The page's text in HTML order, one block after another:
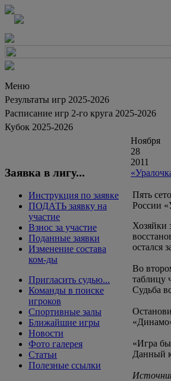
Меню
Результаты игр 2025-2026
Расписание игр 2-го круга 2025-2026
Кубок 2025-2026
Заявка в лигу...
Инструкция по заявке
ПОДАТЬ заявку на
участие
Взнос за участие
Поданные заявки
Изменение состава
ком-ды
Пригласить судью...
Команды в поиске
игроков
Спортивные залы
Ближайшие игры
Новости
Фото галерея
Статьи
Полезные ссылки
Ноября
28
2011
Пять
России
Хозяйки
остался
Во
таблицу
Судьба
«Игра
Данный